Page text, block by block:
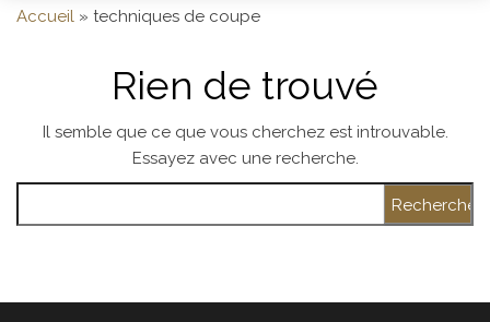
Accueil » techniques de coupe
Rien de trouvé
Il semble que ce que vous cherchez est introuvable.
Essayez avec une recherche.